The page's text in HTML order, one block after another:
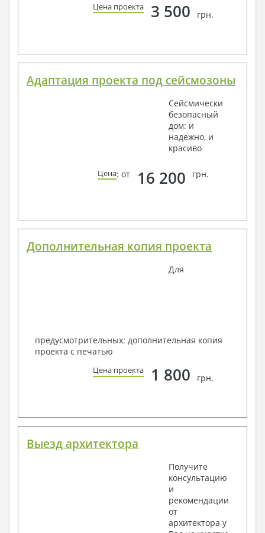
Цена проекта 3 500 грн.
Адаптация проекта под сейсмозоны
Сейсмически
безопасный
дом: и
надежно, и
красиво
Цена: от 16 200 грн.
Дополнительная копия проекта
Для
предусмотрительных: дополнительная копия
проекта с печатью
Цена проекта 1 800 грн.
Выезд архитектора
Получите
консультацию
и
рекомендации
от
архитектора у